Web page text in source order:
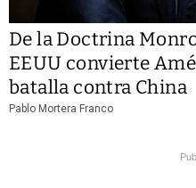
De la Doctrina
EEUU convierte
batalla contra China
Pablo Mortera Franco